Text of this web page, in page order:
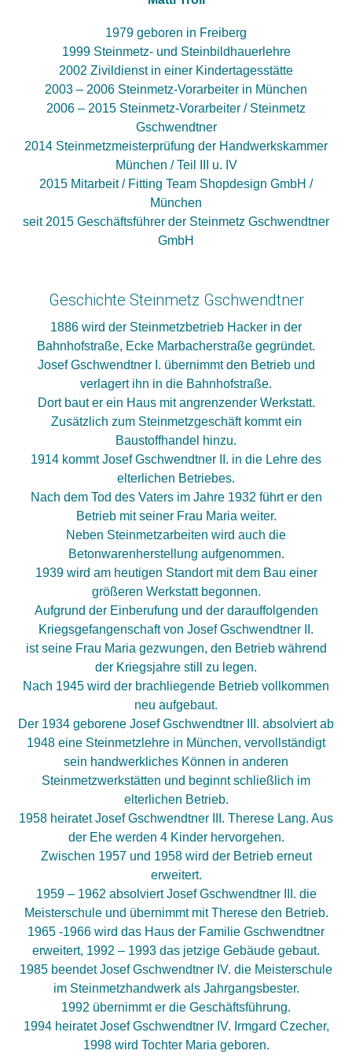
1979 geboren in Freiberg
1999 Steinmetz- und Steinbildhauerlehre
2002 Zivildienst in einer Kindertagesstätte
2003 – 2006 Steinmetz-Vorarbeiter in München
2006 – 2015 Steinmetz-Vorarbeiter / Steinmetz
Gschwendtner
2014 Steinmetzmeisterprüfung der Handwerkskammer
München / Teil III u. IV
2015 Mitarbeit / Fitting Team Shopdesign GmbH /
München
seit 2015 Geschäftsführer der Steinmetz Gschwendtner
GmbH
Geschichte Steinmetz Gschwendtner
1886 wird der Steinmetzbetrieb Hacker in der
Bahnhofstraße, Ecke Marbacherstraße gegründet.
Josef Gschwendtner I. übernimmt den Betrieb und
verlagert ihn in die Bahnhofstraße.
Dort baut er ein Haus mit angrenzender Werkstatt.
Zusätzlich zum Steinmetzgeschäft kommt ein
Baustoffhandel hinzu.
1914 kommt Josef Gschwendtner II. in die Lehre des
elterlichen Betriebes.
Nach dem Tod des Vaters im Jahre 1932 führt er den
Betrieb mit seiner Frau Maria weiter.
Neben Steinmetzarbeiten wird auch die
Betonwarenherstellung aufgenommen.
1939 wird am heutigen Standort mit dem Bau einer
größeren Werkstatt begonnen.
Aufgrund der Einberufung und der darauffolgenden
Kriegsgefangenschaft von Josef Gschwendtner II.
ist seine Frau Maria gezwungen, den Betrieb während
der Kriegsjahre still zu legen.
Nach 1945 wird der brachliegende Betrieb vollkommen
neu aufgebaut.
Der 1934 geborene Josef Gschwendtner III. absolviert ab
1948 eine Steinmetzlehre in München, vervollständigt
sein handwerkliches Können in anderen
Steinmetzwerkstätten und beginnt schließlich im
elterlichen Betrieb.
1958 heiratet Josef Gschwendtner III. Therese Lang. Aus
der Ehe werden 4 Kinder hervorgehen.
Zwischen 1957 und 1958 wird der Betrieb erneut
erweitert.
1959 – 1962 absolviert Josef Gschwendtner III. die
Meisterschule und übernimmt mit Therese den Betrieb.
1965 -1966 wird das Haus der Familie Gschwendtner
erweitert, 1992 – 1993 das jetzige Gebäude gebaut.
1985 beendet Josef Gschwendtner IV. die Meisterschule
im Steinmetzhandwerk als Jahrgangsbester.
1992 übernimmt er die Geschäftsführung.
1994 heiratet Josef Gschwendtner IV. Irmgard Czecher,
1998 wird Tochter Maria geboren.